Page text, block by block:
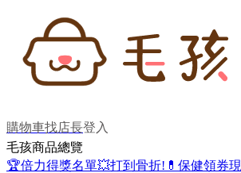
購物車找店長登入
毛孩商品總覽
🏆倍力得獎名單💥打到骨折! 💊保健領券